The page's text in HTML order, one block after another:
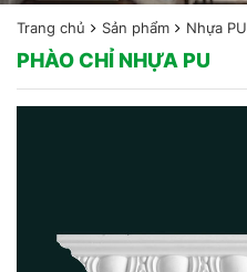
Trang chủ Sản phẩm Nhựa PU
PHÀO CHỈ NHỰA PU